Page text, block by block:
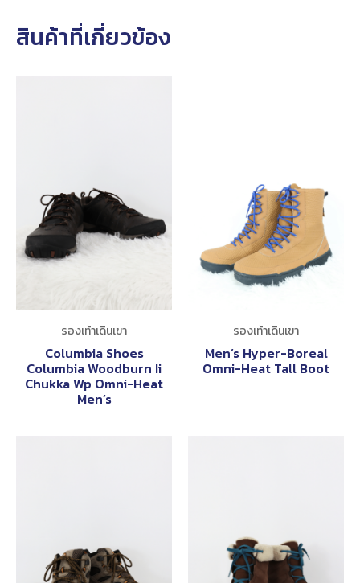
สินค้าที่เกี่ยวข้อง
รองเท้าเดินเขา
Columbia Shoes
Columbia Woodburn Ii
Chukka Wp Omni-Heat
Men’s
รองเท้าเดินเขา
Men’s Hyper-Boreal
Omni-Heat Tall Boot